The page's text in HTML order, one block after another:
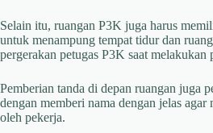
Selain itu, ruangan P3K juga harus
untuk menampung tempat tidur dan
pergerakan petugas P3K saat melakukan
Pemberian tanda di depan ruangan juga
dengan memberi nama dengan jelas agar
oleh pekerja.